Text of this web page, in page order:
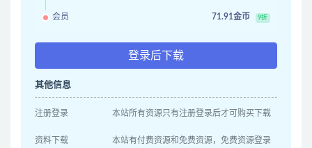
会员 71.91金币 9折
登录后下载
其他信息
注册登录 本站所有资源只有注册登录后才可购买下载
资料下载
本站有付费资源和免费资源，免费资源登录